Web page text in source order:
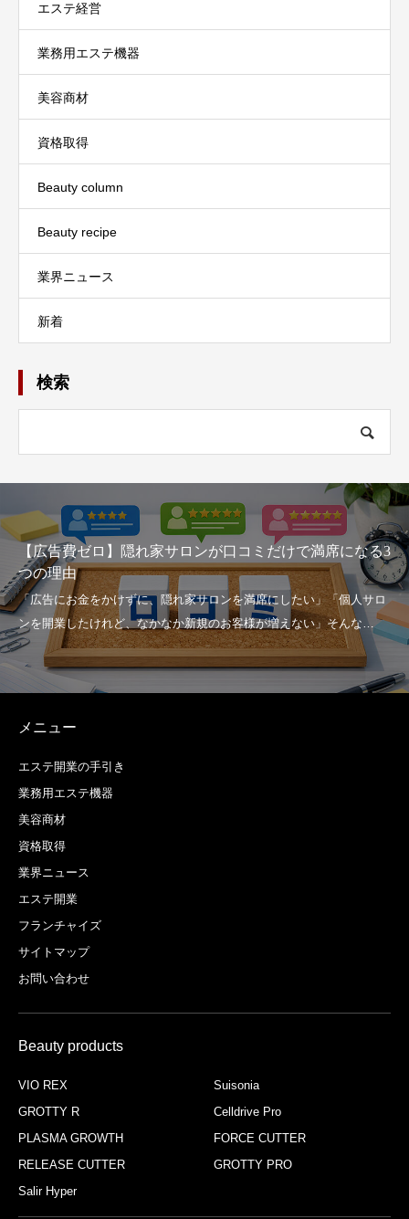
エステ経営
業務用エステ機器
美容商材
資格取得
Beauty column
Beauty recipe
業界ニュース
新着
検索
告費ゼロ】隠れ家サロンが口コミだけで満席になる3
理由
メニュー
エステ開業の手引き
業務用エステ機器
美容商材
資格取得
業界ニュース
エステ開業
フランチャイズ
サイトマップ
お問い合わせ
Beauty products
VIO REX
Suisonia
GROTTY R
Celldrive Pro
PLASMA GROWTH
FORCE CUTTER
RELEASE CUTTER
GROTTY PRO
Salir Hyper